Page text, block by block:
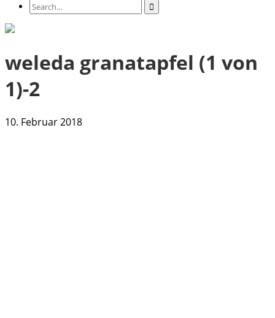
weleda granatapfel (1 von
1)-2
10. Februar 2018